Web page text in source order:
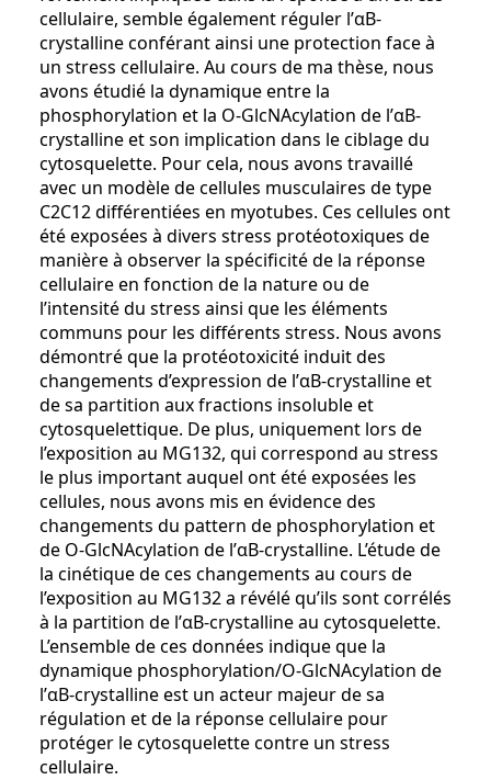
cellulaire, semble également réguler l’αB-
crystalline conférant ainsi une protection face à
un stress cellulaire. Au cours de ma thèse, nous
avons étudié la dynamique entre la
phosphorylation et la O-GlcNAcylation de l’αB-
crystalline et son implication dans le ciblage du
cytosquelette. Pour cela, nous avons travaillé
avec un modèle de cellules musculaires de type
C2C12 différentiées en myotubes. Ces cellules ont
été exposées à divers stress protéotoxiques de
manière à observer la spécificité de la réponse
cellulaire en fonction de la nature ou de
l’intensité du stress ainsi que les éléments
communs pour les différents stress. Nous avons
démontré que la protéotoxicité induit des
changements d’expression de l’αB-crystalline et
de sa partition aux fractions insoluble et
cytosquelettique. De plus, uniquement lors de
l’exposition au MG132, qui correspond au stress
le plus important auquel ont été exposées les
cellules, nous avons mis en évidence des
changements du pattern de phosphorylation et
de O-GlcNAcylation de l’αB-crystalline. L’étude de
la cinétique de ces changements au cours de
l’exposition au MG132 a révélé qu’ils sont corrélés
à la partition de l’αB-crystalline au cytosquelette.
L’ensemble de ces données indique que la
dynamique phosphorylation/O-GlcNAcylation de
l’αB-crystalline est un acteur majeur de sa
régulation et de la réponse cellulaire pour
protéger le cytosquelette contre un stress
cellulaire.